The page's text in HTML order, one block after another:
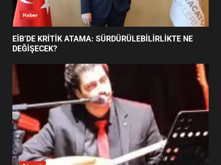
BURHANİYE BELEDİYESPOR’DA
YENİ YÖNETİM NASIL
Haber
EİB’DE KRİTİK ATAMA: SÜRDÜRÜLEBİLİRLİKTE NE
DEĞİŞECEK?